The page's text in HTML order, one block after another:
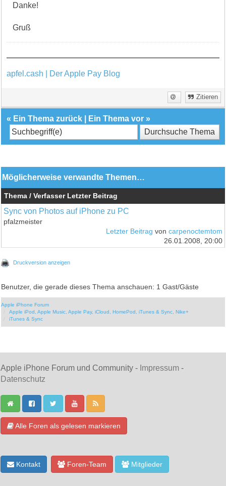
Danke!
Gruß
apfel.cash | Der Apple Pay Blog
Zitieren
« Ein Thema zurück Ein Thema vor »
Möglicherweise verwandte Themen…
Thema / Verfasser Letzter Beitrag
Sync von Photos auf iPhone zu PC
pfalzmeister
Letzter Beitrag von carpenoctemtom
26.01.2008, 20:00
Druckversion anzeigen
Benutzer, die gerade dieses Thema anschauen: 1 Gast/Gäste
Apple iPhone Forum
Apple iPod, Apple Music, Apple Pay, iCloud, HomePod, iTunes & Sync, Nike+
iTunes & Sync
Apple iPhone Forum und Community - Impressum -
Datenschutz
Alle Foren als gelesen markieren
Kontakt Foren-Team Mitglieder